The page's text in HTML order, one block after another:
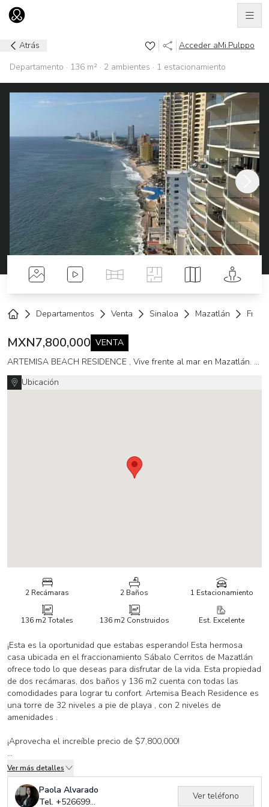
Ir al home
Atrás Acceder aMi.Pulppo
Departamento · 136 m² · 2 ambientes · 1 estacionamiento
Fotos Videos Tour VirtualPlanos Mapa Street
Departamentos Venta Sinaloa Mazatlán
MXN7,800,000 VENTA
ARTEMISA BEACH RESIDENCE , Vive frente al mar en Mazatlán. Av. Sábalo Cerritos 2 recámaras
Ubicación
2 Recámaras 2 Baños 1 Estacionamiento
136 m2Totales 136 m2Construidos Est. Excelente
¡Esta es la oportunidad que estabas esperando! Esta hermosa
casa ubicada en el fraccionamiento Sábalo Cerritos de Mazatlán
ofrece todo lo que deseas para disfrutar de la vida. Esta propiedad
de dos recámaras, dos baños y 136 m2 cuenta con todas las
comodidades para lograr tu confort. Artemisa Beach Residence es
una torre de 32 niveles a pie de playa , con 2 niveles de
amenidades .
¡Aprovecha el increíble precio de $7,800,000!
Cuenta con un asador, alberca, gimnasio, juegos infantiles,
business center, sala de cine, cancha de paddle, desayunador,
licencia de vino y licores, terraza, buen acceso, agua, drenaje, luz,
alumbrado, estacionamiento de visitas, escuelas cercanas,
Ver más detalles
Paola Alvarado
Tel. +526699320239
Ver teléfono